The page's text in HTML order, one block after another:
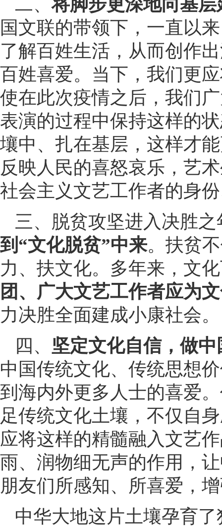
二、将脚步更深地向基层
国文联的带领下，一直以
了解百姓生活，从而创作
百姓喜爱。当下，我们更
使在此次疫情之后，我们
表演的过程中保持这样的
壤中、扎在基层，这样才
反映人民的喜怒哀乐，艺
社会主义文艺工作者的身
三、脱贫攻坚进入决胜之
到“文化脱贫”中来。扶贫
力、扶文化。多年来，文
团、广大文艺工作者应为
力决胜全面建成小康社会。
四、 坚定文化自信，做
中国传统文化、传统思想
到海内外更多人士的喜爱
足传统文化土壤，不仅自
应将这样的精髓融入文艺
雨、润物细无声的作用，
朋友们所感知、所喜爱，
中华大地这片土壤孕育